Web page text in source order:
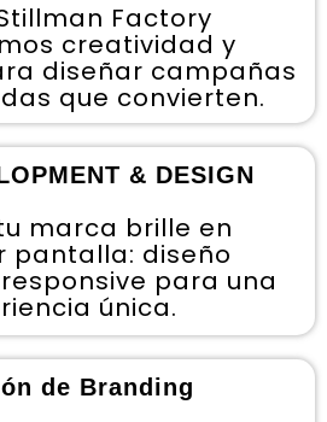
Factory
creatividad y
diseñar campañas
que convierten.
& DESIGN
marca brille en
pantalla: diseño
para una
única.
de Branding